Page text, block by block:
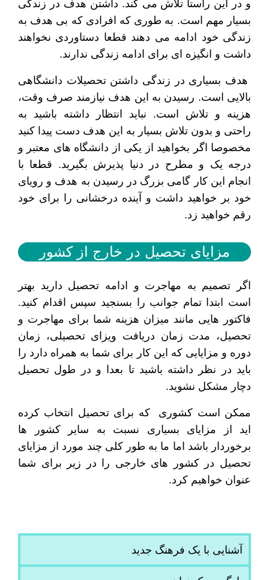
و در این راستا تلاش می کند. داشتن هدف در زندگی
بسیار مهم است. به طوری که افرادی که بی هدف به
زندگی خود ادامه می دهند قطعا دستاوردی نخواهند
داشت و انگیزه ای برای ادامه زندگی ندارند.
هدف بسیاری در زندگی داشتن تحصیلات دانشگاهی
بالایی است‌. رسیدن به این هدف نیازمند صرف وقت،
هزینه و تلاش است. نباید انتظار داشته باشید به
راحتی و بدون تلاش بسیار به این هدف دست پیدا کنید
مخصوصا اگر بخواهید از یکی از دانشگاه های معتبر و
درجه یک و مطرح در دنیا پذیرش بگیرید. قطعا با
انجام این کار گامی بزرگ در رسیدن به هدف و رویای
خود بر خواهید داشت و آینده درخشانی را برای خود
رقم خواهید زد‌.
مزایای تحصیل در خارج از کشور
اگر تصمیم به مهاجرت و ادامه تحصیل دارید بهتر
است ابتدا تمام جوانب را بسنجید سپس اقدام کنید.
فاکتور هایی مانند میزان هزینه شما برای مهاجرت و
تحصیل، مدت زمان دریافت ویزای تحصیلی، زمان
دوره و مزایایی که این کار برای شما به همراه دارد را
باید در نظر داشته باشید تا بعدا و در طول تحصیل
دچار مشکل نشوید.
ممکن است کشوری که برای تحصیل انتخاب کرده
اید از مزایای بسیاری نسبت به سایر کشور ها
برخوردار باشد اما ما به طور کلی چند مورد از مزایای
تحصیل در کشور های خارجی را در زیر برای شما
عنوان خواهیم کرد.
آشنایی با یک فرهنگ جدید